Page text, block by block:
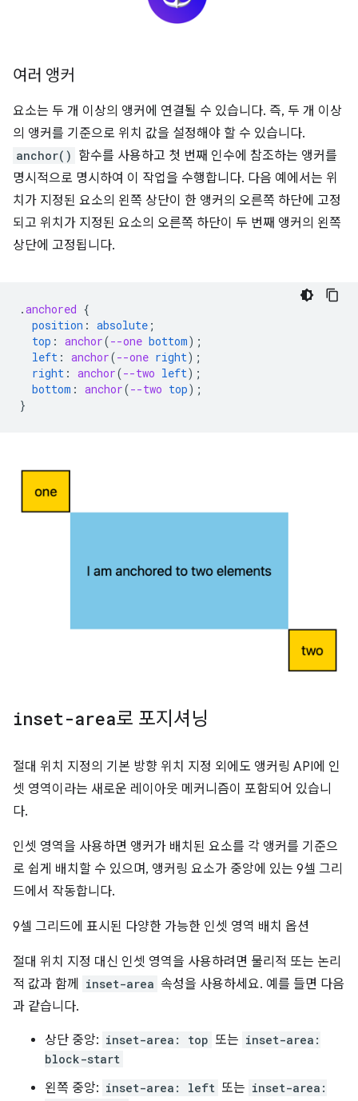
여러 앵커
요소는 두 개 이상의 앵커에 연결될 수 있습니다. 즉, 두 개 이상
의 앵커를 기준으로 위치 값을 설정해야 할 수 있습니다.
anchor() 함수를 사용하고 첫 번째 인수에 참조하는 앵커를
명시적으로 명시하여 이 작업을 수행합니다. 다음 예에서는 위
치가 지정된 요소의 왼쪽 상단이 한 앵커의 오른쪽 하단에 고정
되고 위치가 지정된 요소의 오른쪽 하단이 두 번째 앵커의 왼쪽
상단에 고정됩니다.
.anchored {
position : absolute ;
top : anchor(--one bottom);
left : anchor(--one right);
right : anchor(--two left);
bottom : anchor(--two top);
}
inset-area로 포지셔닝
절대 위치 지정의 기본 방향 위치 지정 외에도 앵커링 API에 인
셋 영역이라는 새로운 레이아웃 메커니즘이 포함되어 있습니
다.
인셋 영역을 사용하면 앵커가 배치된 요소를 각 앵커를 기준으
로 쉽게 배치할 수 있으며, 앵커링 요소가 중앙에 있는 9셀 그리
드에서 작동합니다.
9셀 그리드에 표시된 다양한 가능한 인셋 영역 배치 옵션
절대 위치 지정 대신 인셋 영역을 사용하려면 물리적 또는 논리
적 값과 함께
inset-area 속성을 사용하세요. 예를 들면 다음
과 같습니다.
상단 중앙: inset-area: top 또는 inset-area:
block-start
왼쪽 중앙: inset-area: left 또는 inset-area: